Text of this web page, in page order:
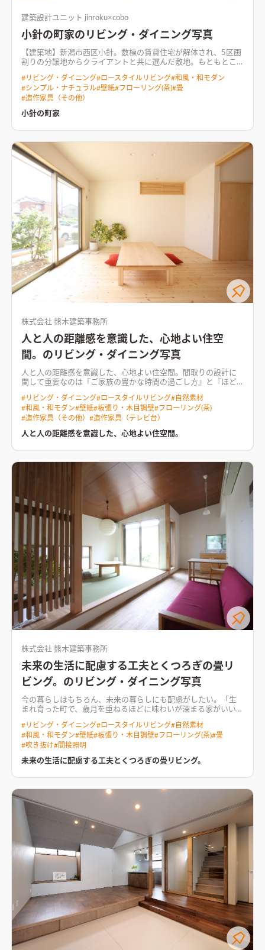
だけのことではないだろうと思う。 雰囲気、時間の流れ、光や
影、音、におい・・・・。 「形」ではなく、「空気」をつくる
ことに地道をあげたい。 ○陰影！ どこでもまんべんなく明る
い、というのではなく、窓辺が明るくて奥に行くにしたがって
暗くなる、といった感じに。窓からの光が強調されるよう。照明
を効果的に使うのも有り。 ○シークエンスと奥行！ 奥に続いて
切に。あちこちに行ける動線とか、周れる動線とか。 ○スケール
と距離感！ 大きな空間ではなく、少しこじんまりとしたスケー
ルで。縦横比を慎重に！ 人と人との距離はある程度保ち、人と
な敷地の場合、道路からすぐのポーチになりがちだが、それで
な敷地だからこそ、庭やアプローチを大切にしたい。 表と裏。
演出ということではなく、恥じらいとかエチケットといった感
じ。 （ファーストプレゼン時の資料より） 設計：渡辺 義行
節感を楽しみます。隣接するダイニングとキッチンは、壁や天井
の仕上げを変えて空間の雰囲気を調整しています。 ダイニング
には折り上げ天井と白塗装仕上げによる杉板張りの壁。折り上
と工夫しています。 隣家の窓が近いため、外との関わりは光と
風だけと割り切り、ダイニングの窓は天井付のカタガラスとして
た。庇がついているので、小雨程度なら窓を開けられるようにし
ています。 【小さな居場所】LDKだけではなく、廊下なども利
用していくつかの小さな居場所を設けています。 １F廊下 キッチ
ンの真後ろにあるパネル壁の裏には本棚を設えました。 この本
棚は、ファーストプレゼン後に追加でもらった要望に応えたも
の踊り場 ちょっとした読書スペース。（正確には、本を選ぶた
めのスペース!?）２つのニッチは本棚として使います。段差に腰
掛けたり、小さなイスを置いたり。子供たちは自然とうまく使っ
てくれているようです。
として、書斎として使うのですが、狙いとしては、 ・寝室の空
間に「奥行き」を与えるため ・道路（外界）と寝室の感覚的な
「距離」を取るため という思いがありました。 無駄と思えるよ
うなスペースが、豊かさにつながることが多々あります。 ま
た、廊下－寝室－縁側－WICが回遊できる動線となっているこ
とと、脱衣洗濯室とお風呂も２Fに上げているため、家事効率に
も一役買ってくれています。玄関に隣接する納戸 アウトドア好
きの夫婦のための３帖の納戸。陣取り合戦（要望の優先順位を
しっかりと!?）の末、何とか設けることが出来ました。このスペ
ースを確保するためにお風呂に係る水回りを２Fに上げていま
す。壁は合板仕上げとし、クギやビスが利くようになっていま
す。
【コンセプト】 「形」をつくるのか、「空気」をつくるの
か!? 普段から、モダンとか、洋風、和風といったスタイル
が日本人であるのだから、“日本的”という意識は強く持ってい
る。 クライアントの、「町家っぽく」という希望も、単に造形
だけのことではないだろうと思う。 雰囲気、時間の流れ、光や
影、音、におい・・・・。 「形」ではなく、「空気」をつくる
ことに地道をあげたい。 ○陰影！ どこでもまんべんなく明る
暗くなる、といった感じに。窓からの光が強調されるよう。照明
を効果的に使うのも有り。 ○シークエンスと奥行！ 奥に続いて
いくという期待感を。続き間的なイメージ!?移動という行為も大
切に。あちこちに行ける動線とか、周れる動線とか。 ○スケール
と距離感！ 大きな空間ではなく、少しこじんまりとしたスケー
ルで。縦横比を慎重に！ 人と人との距離はある程度保ち、人と
モノ、人と壁との距離は親密に。 ○アプローチを整える！ 小さ
は味気がない。 茶室の露地、神社の参道のような、気持ちに触
な敷地だからこそ、庭やアプローチを大切にしたい。 表と裏。
演出ということではなく、恥じらいとかエチケットといった感
じ。 （ファーストプレゼン時の資料より） 設計：渡辺 義行
建築設計ユニット jinroku×cobo
小針の町家のリビング・ダイニング写真
【建築地】新潟市西区小針。数棟の賃貸住宅が解体され、5区画
割りの分譲地からクライアントと共に選んだ敷地。もともとこ
他区画より坪単価が抑えられていたため、西側道路の宿命でも
ある西日対策に対して費用分配もそれなりに検討できる。ま
た、“町家”など日本的な要素が好きなクライアントの要望をイメ
ージすると、“今風“の新築住宅と並ぶより既存の町に近い方が馴
染むように考えたこともこの区画を選んだ際に考えたこと。敷
地面積は43坪、間口8.1mという奥に長い敷地での計画です。
正面に来る軒先、3尺オーバーハングした２F・外壁面に張られ
た格子によって、安定感のある横ラインと奥行きが感じられる様
なファサードとしています。この格子は西日による劣化を防ぐた
め、外壁には直接張らず少し隙間を開けることで影をつくりま
す。また、取付けピッチの違う窓面のルーバーは、室内への日射
をコントロールするためのもの。夏の西日はなるべく遮り、冬は
出来るだけ日射しを取り込めるように角度を調整しました。 駐
車場とメインの窓の間の庭は眺める庭とし、四季が愉しめる様
落葉樹中心の構成です。駐車場から玄関までは近い方が便利に決
まっていますが、雨から守るポーチ屋根を大きくとり、庭木の間
のアプローチを通ることが、気持ちを整える装置となる様に。
“家”にはセットで“緑”が必要だと思っています。人の時間と樹の
時間、リズムの違った時間が流れる事で、日々の営みに奥行きが
出るような気がするからです。【内部】この家は６帖の居間、
３帖の小間（和室）、４.５帖の食事室、４.５帖の台所という小
さな空間が連続的につながる構成になっています。 計１８帖
（＋α）になりますが、開放的とはとても言えない空間です。 ク
ことができる」というものがありました。「人と人との距離
感」、「人とモノとの距離感」を慎重に考え、クランクを用い
たり、段差や壁を設けて親密でありながらも感覚的な距離が生ま
れることを意図した結果です。 家族の在り方は、それぞれで
す。部屋の「カタチ」を考えることも大切ですが、コミュニケー
間のメインの窓は「アルミサッシの無機質な感じをなんとかし
たい」という要望から、框が小さいＦｉｘの窓と、製作の木製建
具(格子網戸)でサッシを隠しやすいすべり出し窓で構成しまし
た。サイズ（Ｈ寸法）は、手持ちのソファのひじ掛けの高さか
ら、空が見えるよう天井までの特寸サイズとしています。 小間
は３帖と小さなスペースなので、細かいところまで意識や目が行
き届いてしまいます。そこで、コストよりモ見た目を重視し木製
を受けるために設けた壁を利用して、ちょっとした飾り棚になる
隣接するダイニングとキッチンは、壁や天井
の仕上げを変えて空間の雰囲気を調整しています。 ダイニング
には折り上げ天井と白塗装仕上げによる杉板張りの壁。折り上
げ天井に設けた格子は、２階水回り用の点検口を隠すためにひ
と工夫しています。 隣家の窓が近いため、外との関わりは光と
風だけと割り切り、ダイニングの窓は天井付のカタガラスとして
います。杉板の壁のプロポーションを優先してサイズを決めまし
た。庇がついているので、小雨程度なら窓を開けられるようにし
ています。 【小さな居場所】LDKだけではなく、廊下なども利
用していくつかの小さな居場所を設けています。 １F廊下 キッチ
ンの真後ろにあるパネル壁の裏には本棚を設えました。 この本
棚は、ファーストプレゼン後に追加でもらった要望に応えたも
の。平角材の柱を使い、柱の奥行を利用したニッチ風の本棚で
す。限られたスペースの中で生み出せた苦肉の策でした(笑)
の踊り場 ちょっとした読書スペース。（正確には、本を選ぶた
めのスペース!?）２つのニッチは本棚として使います。段差に腰
掛けたり、小さなイスを置いたり。子供たちは自然とうまく使っ
てくれているようです。２F縁側 機能的には室内物干しスペース
間に「奥行き」を与えるため ・道路（外界）と寝室の感覚的な
「距離」を取るため という思いがありました。 無駄と思えるよ
うなスペースが、豊かさにつながることが多々あります。 ま
た、廊下－寝室－縁側－WICが回遊できる動線となっているこ
とと、脱衣洗濯室とお風呂も２Fに上げているため、家事効率に
も一役買ってくれています。 玄関に隣接する納戸 アウトドア好
きの夫婦のための３帖の納戸。陣取り合戦（要望の優先順位を
しっかりと!?）の末、何とか設けることが出来ました。このスペ
ースを確保するためにお風呂に係る水回りを２Fに上げていま
す。壁は合板仕上げとし、クギやビスが利くようになっていま
す。【コンセプト】 「形」をつくるのか、「空気」をつくるの
（様式）に特にこだわってはいない。 ただ、ここが日本で自分
だけのことではないだろうと思う。 雰囲気、時間の流れ、光や
影、音、におい・・・・。 「形」ではなく、「空気」をつくる
ことに地道をあげたい。 ○陰影！ どこでもまんべんなく明る
い、というのではなく、窓辺が明るくて奥に行くにしたがって
暗くなる、といった感じに。窓からの光が強調されるよう。照明
を効果的に使うのも有り。 ○シークエンスと奥行！ 奥に続いて
いくという期待感を。続き間的なイメージ!?移動という行為も大
切に。あちこちに行ける動線とか、周れる動線とか。 ○スケール
と距離感！ 大きな空間ではなく、少しこじんまりとしたスケー
ルで。縦横比を慎重に！ 人と人との距離はある程度保ち、人と
モノ、人と壁との距離は親密に。 ○アプローチを整える！ 小さ
な敷地の場合、道路からすぐのポーチになりがちだが、それで
は味気がない。 茶室の露地、神社の参道のような、気持ちに触
れられるようなしつらえを。 ○できればバックヤードを！ 小さ
な敷地だからこそ、庭やアプローチを大切にしたい。 表と裏。
演出ということではなく、恥じらいとかエチケットといった感
じ。 （ファーストプレゼン時の資料より） 設計：渡辺 義行
#リビング・ダイニング#ロースタイルリビング#和風・和モダン
#シンプル・ナチュラル#壁紙#フローリング(茶)#畳
#造作家具（その他）
小針の町家
株式会社 熊木建築事務所
人と人の距離感を意識した、心地よい住空
間。のリビング・ダイニング写真
人と人の距離感を意識した、心地よい住空間。間取りの設計に
関して重要なのは『ご家族の豊かな時間の過ごし方』と『ほど
っと豊かに過ごしたい。 仕事に家事に忙しい毎日に、ゆったり
過ごせるゆとりが欲しい。 趣味の時間もそれぞれ大切にしたい
けれど、家族みんなで集う時間が欲しい。 同時に進行していく
家事をスムーズにこなして、自分をケアする時間が欲しい。 こ
んな想いに答えたお家です。 ご夫婦とお母様がお暮らしになる
こちらのお住まいは、それぞれが趣味に没頭できるようプライ
う工夫を凝らしています。玄関と土間続きの食品庫からキッチン
へのスムーズな動線。リビングの暖気を取り込むことのできる
専用の物干室には外干しができるように屋根付きのウッドデッ
キを併設しています。家事の効率化を図ることで、時間のゆとり
がうまれます。自然素材をふんだんに使用したリビング、その大
きな窓から臨む緑豊かな庭は家族団らんのひと時を豊かにする
工夫のひとつです。
奇をてらわず、街にとけこむ、さり気ない佇
まい。まるでずっとここに建っていたかのような、風景にとけ
こむデザインはお施主様の生き方や人柄を感じさせます。家の外
観はお施主様だけでなく、その街で暮らすご近所の方の物でも
あります。優しさを感じるさり気ないデザインは、あきがこない
と共に街にも愛されるデザインです。
#リビング・ダイニング#ロースタイルリビング#自然素材
#和風・和モダン#壁紙#板張り・木目調壁#フローリング(茶)
#造作家具（その他） #造作家具（テレビ台）
人と人の距離感を意識した、心地よい住空間。
株式会社 熊木建築事務所
未来の生活に配慮する工夫とくつろぎの畳リ
ビング。のリビング・ダイニング写真
今の暮らしはもちろん、未来の暮らしにも配慮がしたい。「生
まれ育った町で、歳月を重ねるほどに味わいが深まる家がいい」
の暮らしはもちろん、未来の暮らしにも配慮がしたい。 リビン
グには、家族が集まり、ゆっくと過ごしたい。 余計な家具は置
かず、すっきりと暮らしたい そんなご夫婦がお暮しになるこち
らのお住まいは、未来と現在の暮らしに配慮した穏やかな住ま
いです。建ててから、5年後10年後。さらにその先もずっとご家
族が「いい家だな」と感じて頂ける家づくりをご提案しまし
た日々の生活のしやすさの為に1階に寝室を設けました。家事や
暮らしの距離が最短で済む為、現在はもちろんご夫婦のみの生
活になっても階段を使わずに暮らす事ができます。 お子様のお
部屋を使うのは、10年以上も先の事。それまで1階で生活が成り
立っていた方が使いやすい。そして小学生、中学生、高校生、
大学生･･･お子様の成長や変化するライフスタイルに対応でき、
その時の家族の（使いやすい）に寄り添いました。
畳敷きのリ
ビング一般的にフローリング敷きとするリビングを畳敷きにし
ました。少し小上がりにすることで、目線を合わせる事ができ、
様々な居場所で家族をつなぎます。そこからつながる家族だけの
中庭は、住宅密集地でも心の拠り所になるよう、室内と室外を
あいまいな関係でつなぎました。
#リビング・ダイニング#ロースタイルリビング#自然素材
#和風・和モダン#壁紙#板張り・木目調壁#フローリング(茶)#畳
#吹き抜け#間接照明
未来の生活に配慮する工夫とくつろぎの畳リビング。